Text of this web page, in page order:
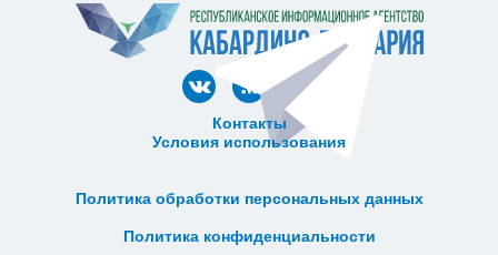
Контакты
Условия использования
Политика обработки персональных данных
Политика конфиденциальности